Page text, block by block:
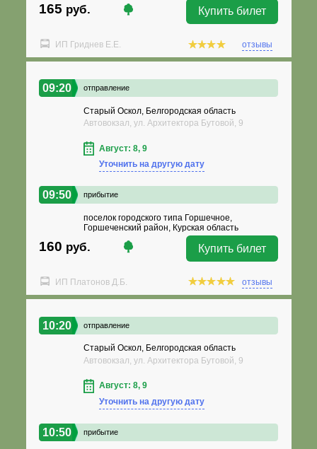
165 руб. Купить билет
ИП Гриднев Е.Е. отзывы
09:20 отправление
Старый Оскол, Белгородская область
Автовокзал, ул. Архитектора Бутовой, 9
Август: 8, 9
Уточнить на другую дату
09:50 прибытие
поселок городского типа Горшечное,
Горшеченский район, Курская область
160 руб. Купить билет
ИП Платонов Д.Б. отзывы
10:20 отправление
Старый Оскол, Белгородская область
Автовокзал, ул. Архитектора Бутовой, 9
Август: 8, 9
Уточнить на другую дату
10:50 прибытие